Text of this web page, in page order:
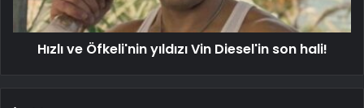
Hızlı ve Öfkeli'nin yıldızı Vin Diesel'in son hali!